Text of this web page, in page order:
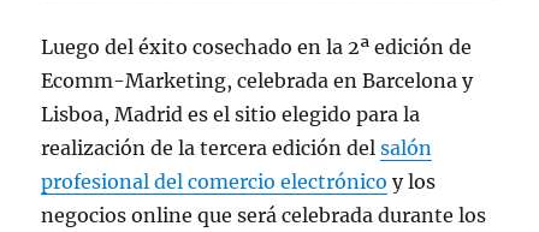
Luego del éxito cosechado en la 2ª edición de
Ecomm-Marketing, celebrada en Barcelona y
Lisboa, Madrid es el sitio elegido para la
realización de la tercera edición delsalón
profesional del comercio electrónico y los
negocios online que será celebrada durante los